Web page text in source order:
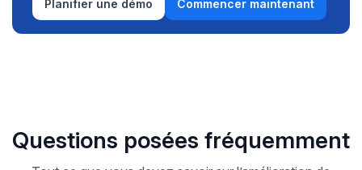
Planifier une démo Commencer maintenant
Questions posées fréquemment